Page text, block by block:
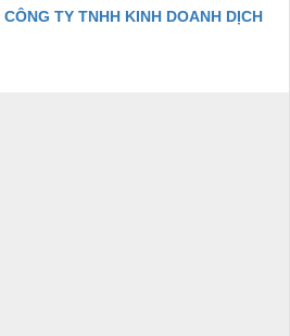
CÔNG TY TNHH KINH DOANH DỊCH